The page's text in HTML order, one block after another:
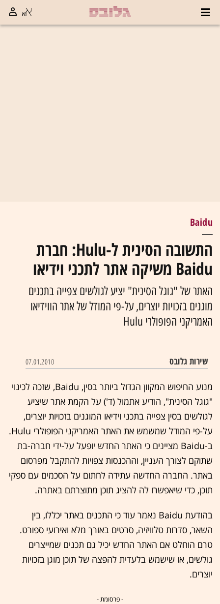
Baidu
התשובה הסינית ל-Hulu: חברת
Baidu משיקה אתר לתכני וידיאו
האתר של "גוגל הסינית" יציע לגולשים צפייה בתכנים
מוגנים בזכויות יוצרים, על-פי המודל של אתר הווידיאו
האמריקני הפופולרי Hulu
שירות גלובס 07.01.2010
מנוע החיפוש המקוון הגדול ביותר בסין, Baidu, שזכה לכינוי
"גוגל הסינית", הודיע אתמול (ד') על הקמת אתר שיציע
לגולשים בסין צפייה בתכני וידיאו המוגנים בזכויות יוצרים,
על-פי המודל שמשמש את האתר האמריקני הפופולרי Hulu
.
ב-Baidu מציינים כי האתר החדש יופעל על-ידי חברה-בת
שתוקם לצורך העניין, וההכנסות צפויות להתקבל מפרסום
באתר. החברה החדשה עתידה לחתום על הסכמים עם ספקי
תוכן, כדי שיאפשרו לה להציג תוכן מתוצרתם באתרה.
בהודעת Baidu נאמר עוד כי התכנים באתר יכללו, בין
השאר, סדרות טלוויזיה, סרטים באורך מלא ואירועי ספורט.
טרם הוחלט אם האתר החדש יכיל גם תכנים שמייצרים
גולשים, או שישמש בלעדית להפצה של תוכן מוגן בזכויות
יוצרים.
- פרסומת -